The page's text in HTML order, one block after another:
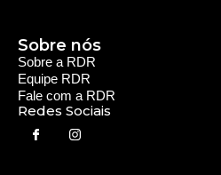
Serviços e Comunidade
Utilidade Pública
Oportunidade
Segurança
Cultura e Entretenimento